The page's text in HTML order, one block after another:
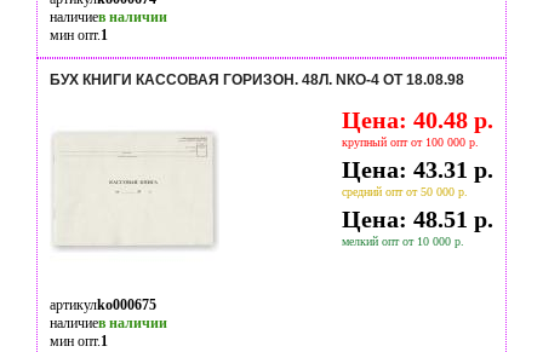
наличиев наличии
мин опт.1
БУХ КНИГИ КАССОВАЯ ГОРИЗОН. 48Л. NКО-4 ОТ 18.08.98
Цена: 40.48 р.
крупный опт от 100 000 р.
Цена: 43.31 р.
средний опт от 50 000 р.
Цена: 48.51 р.
мелкий опт от 10 000 р.
артикулko000675
наличиев наличии
мин опт.1